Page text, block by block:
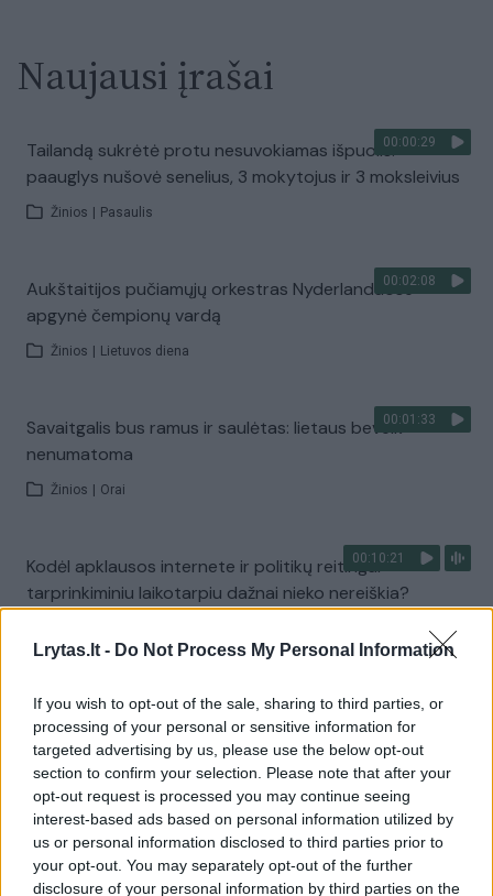
Lrytas.lt - Do Not Process My Personal Information
If you wish to opt-out of the sale, sharing to third parties, or
processing of your personal or sensitive information for
targeted advertising by us, please use the below opt-out
section to confirm your selection. Please note that after your
opt-out request is processed you may continue seeing
interest-based ads based on personal information utilized by
us or personal information disclosed to third parties prior to
your opt-out. You may separately opt-out of the further
disclosure of your personal information by third parties on the
Naujausi įrašai
00:00:29
Tailandą sukrėtė protu nesuvokiamas išpuolis:
paauglys nušovė senelius, 3 mokytojus ir 3 moksleivius
Žinios Pasaulis
00:02:08
Aukštaitijos pučiamųjų orkestras Nyderlanduose
apgynė čempionų vardą
Žinios Lietuvos diena
00:01:33
Savaitgalis bus ramus ir saulėtas: lietaus beveik
nenumatoma
Žinios Orai
00:10:21
Kodėl apklausos internete ir politikų reitingai
tarprinkiminiu laikotarpiu dažnai nieko nereiškia?
Visi įrašai
Žiūrimiausi įrašai
Vaizdai iš tragiškos avarijos Vilniaus r.: dviejų moterų ir